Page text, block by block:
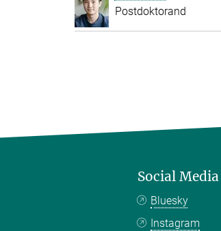
Postdoktorand
Social Media
Bluesky
Instagram